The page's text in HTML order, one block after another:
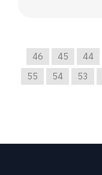
44
45
46
53
54
55